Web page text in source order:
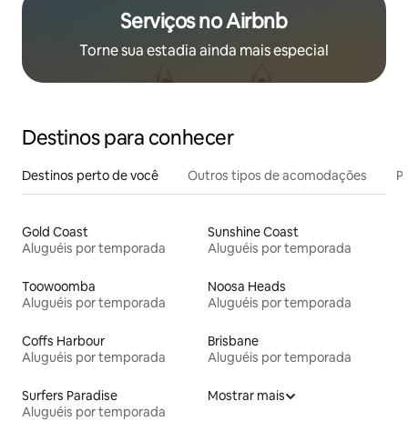
Serviços no Airbnb
Torne sua estadia ainda mais especial
Destinos para conhecer
Destinos perto de você Outros tipos de acomodações
Gold Coast
Aluguéis por temporada
Sunshine Coast
Aluguéis por temporada
Toowoomba
Aluguéis por temporada
Noosa Heads
Aluguéis por temporada
Coffs Harbour
Aluguéis por temporada
Brisbane
Aluguéis por temporada
Surfers Paradise
Aluguéis por temporada
Mostrar mais